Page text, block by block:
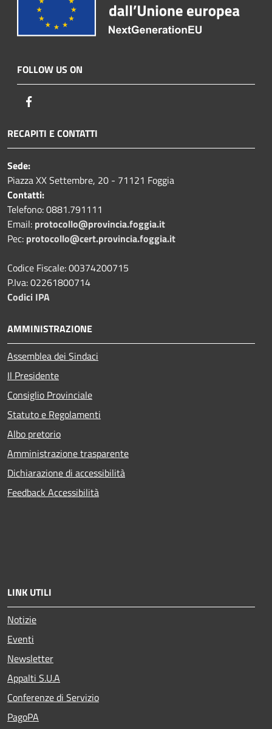
FOLLOW US ON
RECAPITI E CONTATTI
Sede:
Piazza XX Settembre, 20 - 71121 Foggia
Contatti:
Telefono: 0881.791111
Email: protocollo@provincia.foggia.it
Pec: protocollo@cert.provincia.foggia.it
Codice Fiscale: 00374200715
P.Iva: 02261800714
Codici IPA
AMMINISTRAZIONE
Assemblea dei Sindaci
Il Presidente
Consiglio Provinciale
Statuto e Regolamenti
Albo pretorio
Amministrazione trasparente
Dichiarazione di accessibilità
Feedback Accessibilità
LINK UTILI
Notizie
Eventi
Newsletter
Appalti S.U.A
Conferenze di Servizio
PagoPA